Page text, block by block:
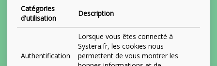
Catégories
d'utilisation
Description
Authentification
Lorsque vous êtes connecté à
Systera.fr, les cookies nous
permettent de vous montrer les